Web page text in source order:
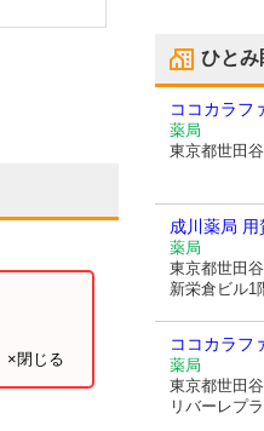
×閉じる
ひとみ
ココカラフ
薬局
東京都世田
成川薬局 用
薬局
東京都世田
新栄倉ビル1
ココカラフ
薬局
東京都世田
リバーレプ